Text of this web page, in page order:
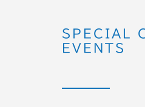
SPECIAL
EVENTS